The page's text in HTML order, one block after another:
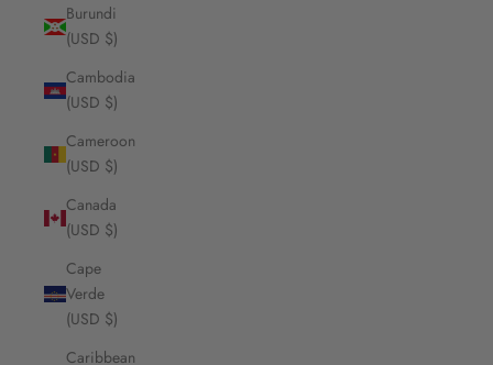
Burundi
(USD $)
Cambodia
(USD $)
Cameroon
(USD $)
Canada
(USD $)
Cape
Verde
(USD $)
Caribbean